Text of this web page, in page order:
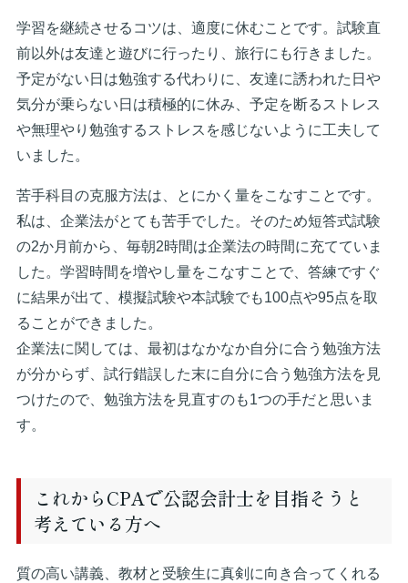
学習を継続させるコツは、適度に休むことです。試験直
前以外は友達と遊びに行ったり、旅行にも行きました。
予定がない日は勉強する代わりに、友達に誘われた日や
気分が乗らない日は積極的に休み、予定を断るストレス
や無理やり勉強するストレスを感じないように工夫して
いました。
苦手科目の克服方法は、とにかく量をこなすことです。
私は、企業法がとても苦手でした。そのため短答式試験
の2か月前から、毎朝2時間は企業法の時間に充てていま
した。学習時間を増やし量をこなすことで、答練ですぐ
に結果が出て、模擬試験や本試験でも100点や95点を取
ることができました。
企業法に関しては、最初はなかなか自分に合う勉強方法
が分からず、試行錯誤した末に自分に合う勉強方法を見
つけたので、勉強方法を見直すのも1つの手だと思いま
す。
これからCPAで公認会計士を目指そうと
考えている方へ
質の高い講義、教材と受験生に真剣に向き合ってくれる